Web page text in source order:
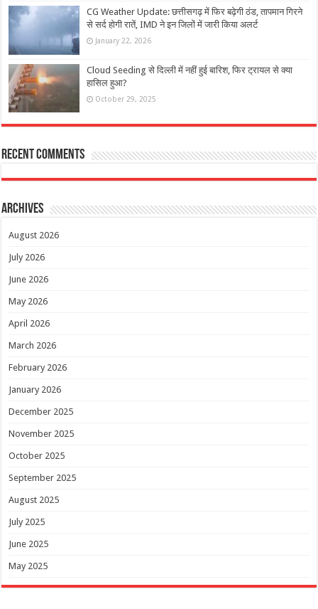
CG Weather Update: छत्तीसगढ़ में फिर बढ़ेगी ठंड, तापमान गिरने
से सर्द होगी रातें, IMD ने इन जिलों में जारी किया अलर्ट
January 22, 2026
Cloud Seeding से दिल्ली में नहीं हुई बारिश, फिर ट्रायल से क्या
हासिल हुआ?
October 29, 2025
Recent Comments
Archives
August 2026
July 2026
June 2026
May 2026
April 2026
March 2026
February 2026
January 2026
December 2025
November 2025
October 2025
September 2025
August 2025
July 2025
June 2025
May 2025